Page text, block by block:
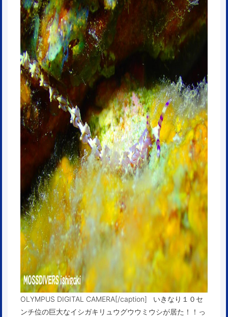
OLYMPUS DIGITAL CAMERA[/caption] いきなり１０セ
ンチ位の巨大なイシガキリュウグウウミウシが居た！！っ